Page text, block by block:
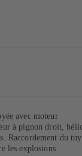
avec moteur
à pignon droit,
Raccordement du
les explosions